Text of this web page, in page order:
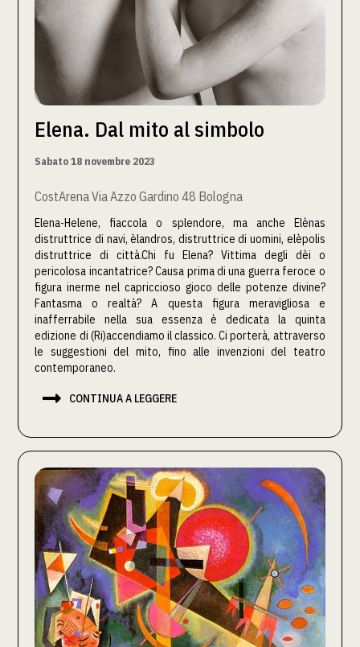
Elena. Dal mito al simbolo
Sabato 18 novembre 2023
CostArena Via Azzo Gardino 48 Bologna
Elena-Helene, fiaccola o splendore, ma anche Elènas
distruttrice di navi, èlandros, distruttrice di uomini, elèpolis
distruttrice di città.Chi fu Elena? Vittima degli dèi o
pericolosa incantatrice? Causa prima di una guerra feroce o
figura inerme nel capriccioso gioco delle potenze divine?
Fantasma o realtà? A questa figura meravigliosa e
inafferrabile nella sua essenza è dedicata la quinta
edizione di (Ri)accendiamo il classico. Ci porterà, attraverso
le suggestioni del mito, fino alle invenzioni del teatro
contemporaneo.
 CONTINUA A LEGGERE